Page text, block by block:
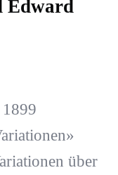
Edward
über